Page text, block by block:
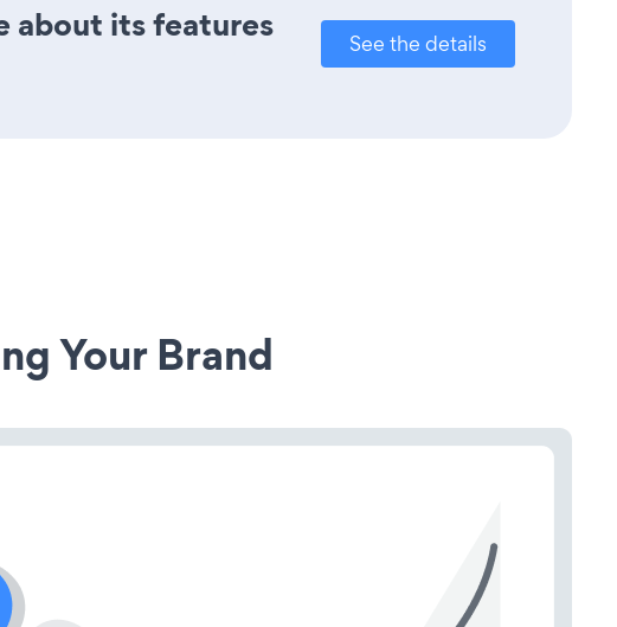
about its features
See the details
Your Brand